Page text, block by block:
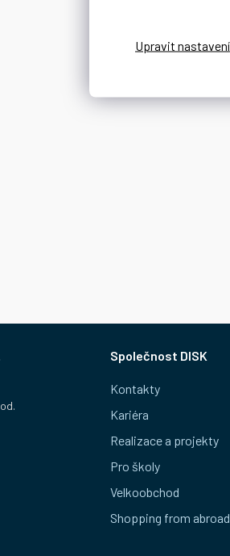
Společnost DISK
Kontakty
Kariéra
Realizace a projekty
Pro školy
Velkoobchod
Shopping from abroad